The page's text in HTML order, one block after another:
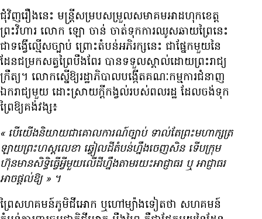
ជុំវិញ​រឿង​នេះ មន្ត្រី​សម្រប​សម្រួល​សមាគម​អាដហុក​ខេត្ត​
ព្រះវិហារ លោក ឡោ ចាន់ ចាត់​ទុក​ការ​ឈូស​ឆាយ​ព្រៃ​នេះ
ជា​ទង្វើ​ល្មើស​ច្បាប់ ​ព្រោះ​តំបន់​អភិរក្ស​នេះ ជា​ផ្នែក​មួយ​នៃ​
ដែន​ជម្រក​សត្វ​ព្រៃ​បឹងពែរ បាន​ទទួល​ស្គាល់​ដោយ​ព្រះរាជ្យ
ក្រឹត្យ។ លោក​ស្នើ​ឱ្យ​រដ្ឋាភិបាល​បង្កើត​គណៈកម្មការ​ជំនាញ​
ឯករាជ្យ​មួយ ដោះ​ស្រាយ​ក្ដី​កង្វល់​របស់​ពលរដ្ឋ ដែល​ចង់​ទុក​
ព្រៃ​ឱ្យ​គង់វង្ស៖
« បើ​យើង​និយាយ​ជា​គោលការណ៍​ច្បាប់​ ទាល់តែ​ព្រះមហាក្សត្រ​​
ឡាយ​ព្រះហស្តលេខា ឆ្វៀល​ដី​តំបន់​ហ្នឹង​ចេញ​សិន ទើប​ក្រុម
ហ៊ុន​មាន​សិទ្ធិ​ធ្វើ​អ្វី​មួយ​លើ​ដី​ហ្នឹង​តាម​រយះ​អាជ្ញាធរ​ ឬ អាជ្ញាធរ​
អាច​ផ្ដល់​ឱ្យ » ។
ព្រៃ​សហគមន៍​ភូមិ​ជីអោក ឬ​ហៅ​ម្យ៉ាង​ទៀត​ថា សហគមន៍​